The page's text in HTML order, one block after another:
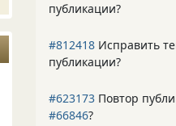
публикации?
#812418 Исправить
публикации?
#623173 Повтор
#66846?